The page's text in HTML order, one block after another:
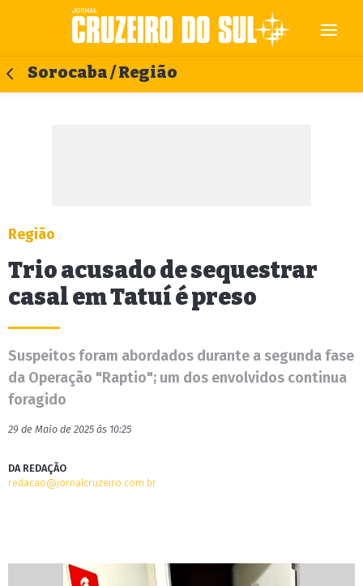
Sorocaba / Região
Região
Trio acusado de sequestrar
casal em Tatuí é preso
Suspeitos foram abordados durante a segunda fase
da Operação "Raptio"; um dos envolvidos continua
foragido
29 de Maio de 2025 às 10:25
DA REDAÇÃO
redacao@jornalcruzeiro.com.br